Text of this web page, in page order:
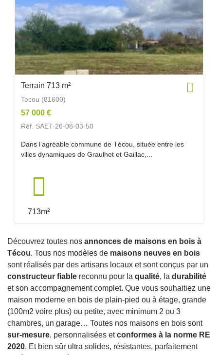
Terrain 713 m²
Tecou (81600)
57 000 €
Réf. SAET-26-08-03-50
Dans l’agréable commune de Técou, située entre les
villes dynamiques de Graulhet et Gaillac,...
713m²
Découvrez toutes nos annonces de maisons en bois à
Técou. Tous nos modèles de maisons neuves en bois
sont réalisés par des artisans locaux et sont conçus par un
constructeur fiable reconnu pour la qualité, la durabilité
et son accompagnement complet. Que vous souhaitiez une
maison moderne en bois de plain-pied ou à étage, grande
(100m2 voire plus) ou petite, avec minimum 2 ou 3
chambres, un garage… Toutes nos maisons en bois sont
sur-mesure, personnalisées etconformes à la norme RE
2020. Et bien sûr ultra solides, résistantes, parfaitement